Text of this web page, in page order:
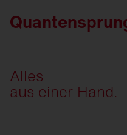
Alles
aus einer Hand.